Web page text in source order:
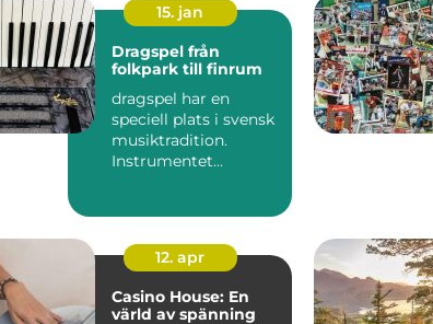
15. jan
Dragspel från
folkpark till finrum
dragspel har en
speciell plats i svensk
musiktradition.
Instrumentet
12. apr
Casino House: En
värld av spänning